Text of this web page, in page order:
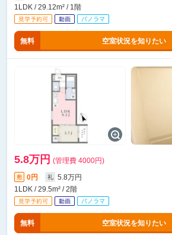
1LDK / 29.12m² / 1階
無料 空室状況を知りたい
5.8万円 (管理費 4000円)
敷 0円 礼
5.8万円
1LDK / 29.5m² / 2階
無料 空室状況を知りたい